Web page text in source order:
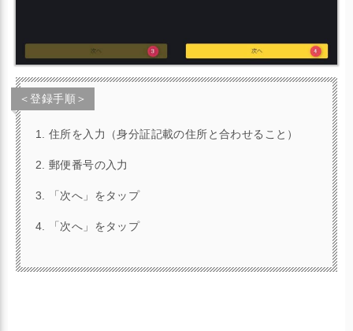
＜登録手順＞
住所を入力（身分証記載の住所と合わせること）
郵便番号の入力
「次へ」をタップ
「次へ」をタップ